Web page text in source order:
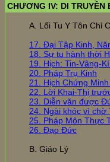
CHƯƠNG IV: DI TRUYỀN
A. Lối Tu Y Tôn Chỉ
17. Đại Tập Kinh,
18. Sự tu hành thời
19. Hịch: Tin-Vâng-
20. Pháp Trụ Kinh
21. Hịch Chứng
22. Lời Khai-Thị
23. Diễn văn được
24. Ngài khóc vì chờ
25. Pháp Môn Thực
26. Đạo Đức
B. Giáo Lý